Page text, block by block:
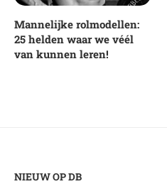
Mannelijke rolmodellen:
25 helden waar we véél
van kunnen leren!
NIEUW OP DB